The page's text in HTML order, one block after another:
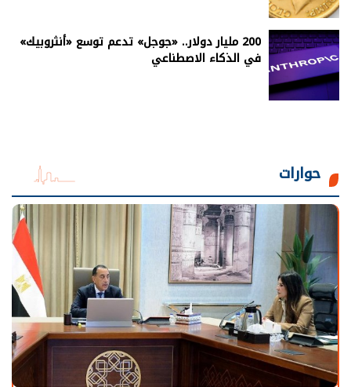
200 مليار دولار.. «جوجل» تدعم توسع «أنثروبيك»
في الذكاء الاصطناعي
حوارات